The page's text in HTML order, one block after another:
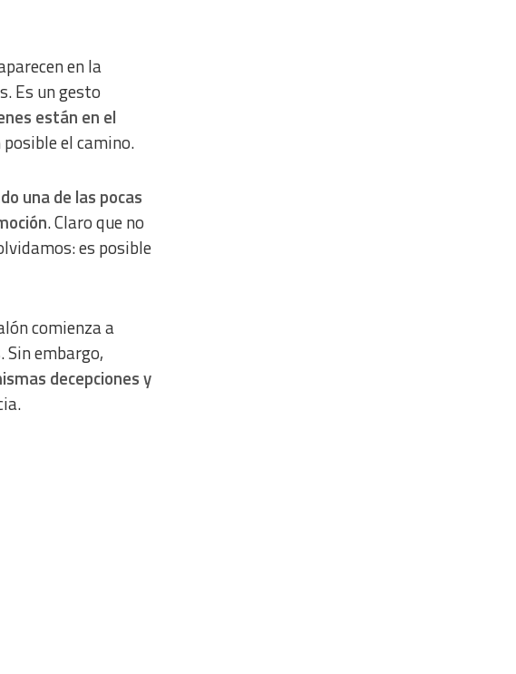
en la
Es un gesto
están en el
el camino.
una de las pocas
. Claro que no
es posible
comienza a
embargo,
decepciones y